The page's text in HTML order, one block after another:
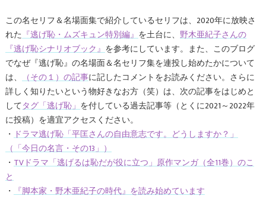
この名セリフ＆名場面集で紹介しているセリフは、2020年に放映さ
れた『逃げ恥・ムズキュン特別編』を土台に、 野木亜紀子さんの
『逃げ恥シナリオブック』を参考にしています。また、このブログ
でなぜ『逃げ恥』の名場面＆名セリフ集を連投し始めたかについて
は、 （その１）の記事に記したコメントをお読みください。さらに
詳しく知りたいという物好きなお方（笑）は、次の記事をはじめと
してタグ「逃げ恥」を付している過去記事等（とくに2021～2022年
に投稿）を適宜アクセスください。
・ ドラマ逃げ恥「平匡さんの自由意志です。どうしますか？」
（「今日の名言・その13」）
・ TVドラマ「逃げるは恥だが役に立つ」原作マンガ（全11巻）のこ
と
・ 『脚本家・野木亜紀子の時代』を読み始めています